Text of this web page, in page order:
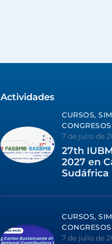
Actividades
CURSOS,
CONGRESOS
7 de julio de
27th
2027 en
Sudáfrica
CURSOS,
CONGRESOS
7 de julio de